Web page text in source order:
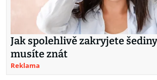
Jak spolehlivě zakryjete
musíte znát
Reklama